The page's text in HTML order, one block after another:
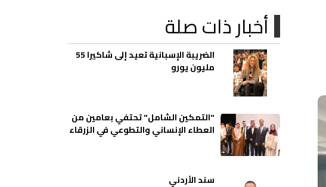
أخبار ذات صلة
الضريبة الإسبانية تعيد إلى شاكيرا 55
مليون يورو
"التمكين الشامل" تحتفي بعامين من
العطاء الإنساني والتطوعي في الزرقاء
سند الأردني